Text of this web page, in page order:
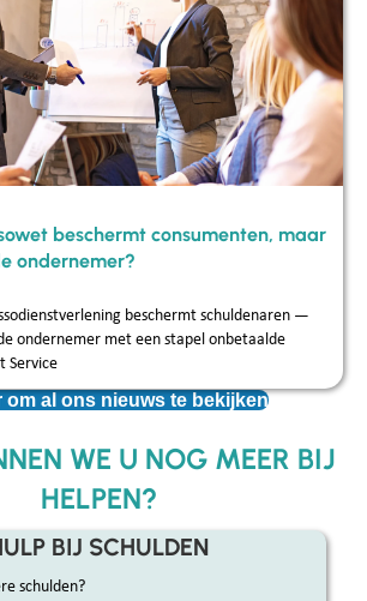
beschermt consumenten, maar
ondernemer?
beschermt schuldenaren —
ondernemer met een stapel onbetaalde
Service
om al ons nieuws te bekijken
WE U NOG MEER BIJ
HELPEN?
BIJ SCHULDEN
schulden?